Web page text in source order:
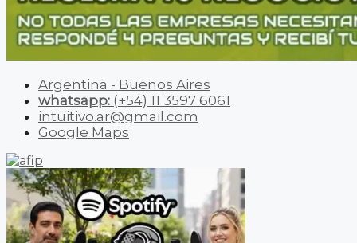
Argentina - Buenos Aires
whatsapp: (+54) 11 3597 6061
intuitivo.ar@gmail.com
Google Maps